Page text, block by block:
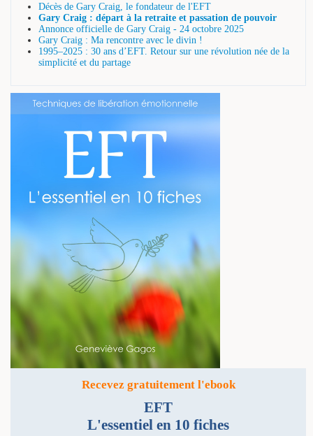
Décès de Gary Craig, le fondateur de l'EFT
Gary Craig : départ à la retraite et passation de pouvoir
Annonce officielle de Gary Craig - 24 octobre 2025
Gary Craig : Ma rencontre avec le divin !
1995–2025 : 30 ans d’EFT. Retour sur une révolution née de la
simplicité et du partage
Recevez gratuitement l'ebook
EFT
L'essentiel en 10 fiches